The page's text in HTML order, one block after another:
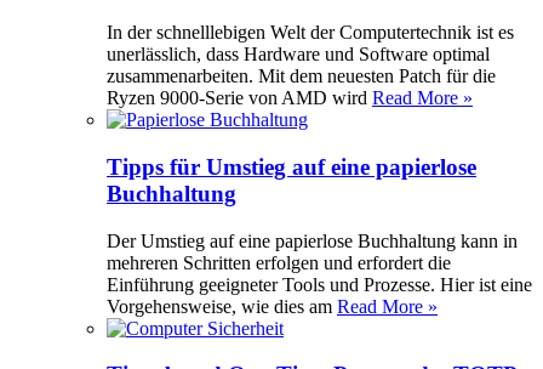
In der schnelllebigen Welt der Computertechnik ist es
unerlässlich, dass Hardware und Software optimal
zusammenarbeiten. Mit dem neuesten Patch für die
Ryzen 9000-Serie von AMD wird Read More »
Tipps für Umstieg auf eine papierlose
Buchhaltung
Der Umstieg auf eine papierlose Buchhaltung kann in
mehreren Schritten erfolgen und erfordert die
Einführung geeigneter Tools und Prozesse. Hier ist eine
Vorgehensweise, wie dies am Read More »